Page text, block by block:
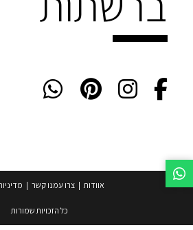
אוודות צרו עמנו קשר
כל הזכויות שמורות